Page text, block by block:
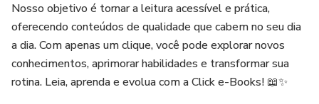
Nosso objetivo é tornar a leitura acessível e prática,
oferecendo conteúdos de qualidade que cabem no seu dia
a dia. Com apenas um clique, você pode explorar novos
conhecimentos, aprimorar habilidades e transformar sua
rotina. Leia, aprenda e evolua com a Click e-Books! 📖✨